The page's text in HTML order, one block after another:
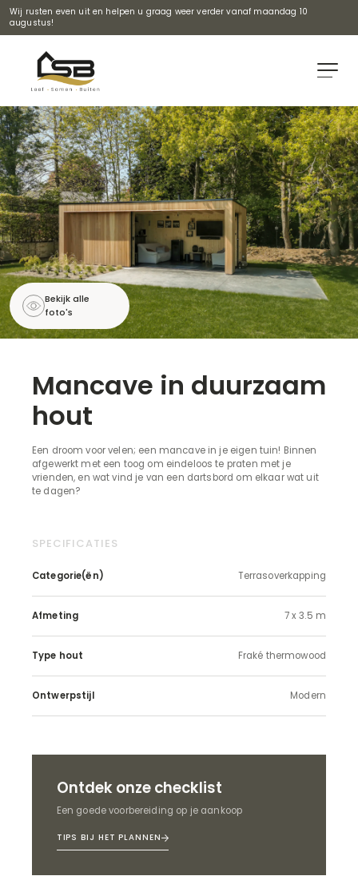
Wij rusten even uit en helpen u graag weer verder vanaf maandag 10
augustus!
Bekijk alle
foto's
Mancave in duurzaam
hout
Een droom voor velen; een mancave in je eigen tuin! Binnen
afgewerkt met een toog om eindeloos te praten met je
vrienden, en wat vind je van een dartsbord om elkaar wat uit
te dagen?
SPECIFICATIES
Categorie(ën) Terrasoverkapping
Afmeting 7 x 3.5 m
Type hout Fraké thermowood
Ontwerpstijl Modern
Ontdek onze checklist
Een goede voorbereiding op je aankoop
TIPS BIJ HET PLANNEN